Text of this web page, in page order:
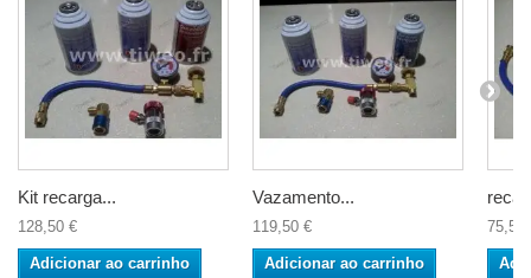
Kit recarga...
128,50 €
Adicionar ao carrinho
Vazamento...
119,50 €
Adicionar ao carrinho
75,50